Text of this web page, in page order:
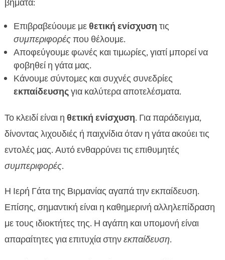
βήματα:
Επιβραβεύουμε μεθετική ενίσχυση τις
συμπεριφορέςπου θέλουμε.
Αποφεύγουμε φωνές και τιμωρίες, γιατί μπορεί να
φοβηθεί η γάτα μας.
Κάνουμε σύντομες και συχνές συνεδρίες
εκπαίδευσηςγια καλύτερα αποτελέσματα.
Το κλειδί είναι η θετική ενίσχυση. Για παράδειγμα,
δίνοντας λιχουδιές ή παιχνίδια όταν η γάτα ακούει τις
εντολές μας. Αυτό ενθαρρύνει τις επιθυμητές
συμπεριφορές.
Η Ιερή Γάτα της Βιρμανίας αγαπά την εκπαίδευση.
Επίσης, σημαντική είναι η καθημερινή αλληλεπίδραση
με τους ιδιοκτήτες της. Η αγάπη και υπομονή είναι
απαραίτητες για επιτυχία στηνεκπαίδευση.